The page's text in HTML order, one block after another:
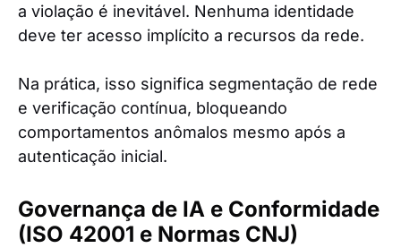
a violação é inevitável. Nenhuma identidade
deve ter acesso implícito a recursos da rede.
Na prática, isso significa segmentação de rede
e verificação contínua, bloqueando
comportamentos anômalos mesmo após a
autenticação inicial.
Governança de IA e Conformidade
(ISO 42001 e Normas CNJ)